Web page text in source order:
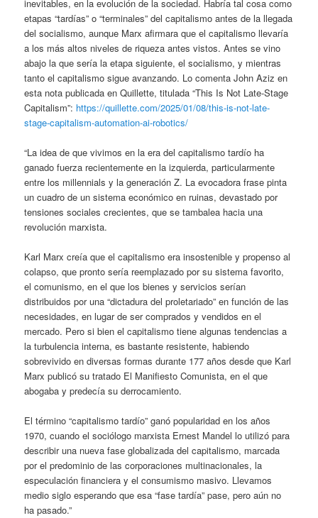
inevitables, en la evolución de la sociedad. Habría tal cosa como
etapas “tardías” o “terminales” del capitalismo antes de la llegada
del socialismo, aunque Marx afirmara que el capitalismo llevaría
a los más altos niveles de riqueza antes vistos. Antes se vino
abajo la que sería la etapa siguiente, el socialismo, y mientras
tanto el capitalismo sigue avanzando. Lo comenta John Aziz en
esta nota publicada en Quillette, titulada “This Is Not Late-Stage
Capitalism”: https://quillette.com/2025/01/08/this-is-not-late-
stage-capitalism-automation-ai-robotics/
“La idea de que vivimos en la era del capitalismo tardío ha
ganado fuerza recientemente en la izquierda, particularmente
entre los millennials y la generación Z. La evocadora frase pinta
un cuadro de un sistema económico en ruinas, devastado por
tensiones sociales crecientes, que se tambalea hacia una
revolución marxista.
Karl Marx creía que el capitalismo era insostenible y propenso al
colapso, que pronto sería reemplazado por su sistema favorito,
el comunismo, en el que los bienes y servicios serían
distribuidos por una “dictadura del proletariado” en función de las
necesidades, en lugar de ser comprados y vendidos en el
mercado. Pero si bien el capitalismo tiene algunas tendencias a
la turbulencia interna, es bastante resistente, habiendo
sobrevivido en diversas formas durante 177 años desde que Karl
Marx publicó su tratado El Manifiesto Comunista, en el que
abogaba y predecía su derrocamiento.
El término “capitalismo tardío” ganó popularidad en los años
1970, cuando el sociólogo marxista Ernest Mandel lo utilizó para
describir una nueva fase globalizada del capitalismo, marcada
por el predominio de las corporaciones multinacionales, la
especulación financiera y el consumismo masivo. Llevamos
medio siglo esperando que esa “fase tardía” pase, pero aún no
ha pasado.”